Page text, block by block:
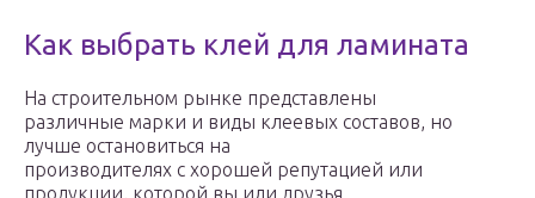
Как выбрать клей для ламината
На строительном рынке представлены
различные марки и виды клеевых составов, но
лучше остановиться на
производителях с хорошей репутацией или
продукции, которой вы или друзья